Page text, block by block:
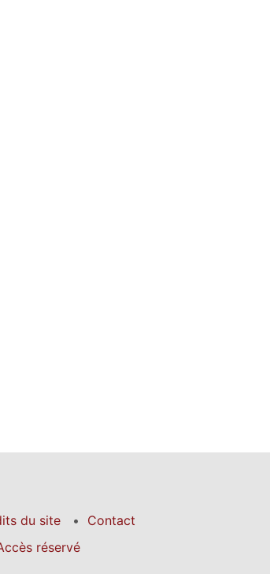
du site
Contact
réservé